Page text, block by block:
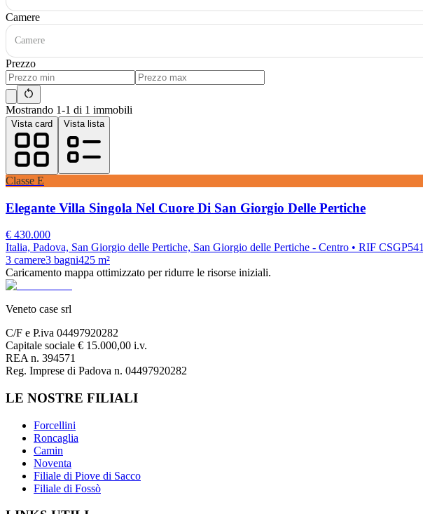
Camere
Camere
Prezzo
Mostrando 1-1 di 1 immobili
Vista card Vista lista
Classe E
Elegante Villa Singola Nel Cuore Di San Giorgio Delle Pertiche
€ 430.000
Italia, Padova, San Giorgio delle Pertiche, San Giorgio delle Pertiche - Centro • RIF CSGP541
3 camere3 bagni425 m²
Caricamento mappa ottimizzato per ridurre le risorse iniziali.
Veneto case srl
C/F e P.iva 04497920282
Capitale sociale € 15.000,00 i.v.
REA n. 394571
Reg. Imprese di Padova n. 04497920282
LE NOSTRE FILIALI
Forcellini
Roncaglia
Camin
Noventa
Filiale di Piove di Sacco
Filiale di Fossò